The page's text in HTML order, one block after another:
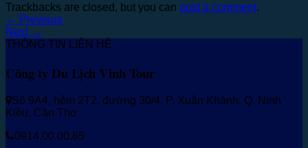
Trackbacks are closed, but you can post a comment.
← Previous
Next →
THÔNG TIN LIÊN HỆ
Công ty Du Lịch Vinh Tour
Số 9A4, hẻm 2T2, đường 30/4, P. Xuân Khánh, Q. Ninh
Kiều, Cần Thơ
0914.00.00.65